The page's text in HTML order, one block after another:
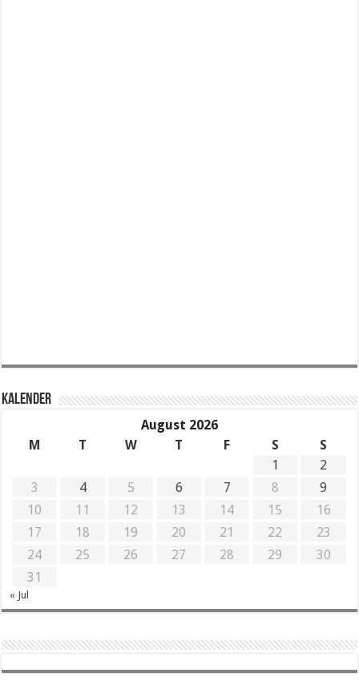
KALENDER
August 2026
M
T W T F S
S
1
2
3
4 5 6 7 8
9
10
11 12 13 14 15
16
17
18 19 20 21 22
23
24
25 26 27 28 29
30
31
« Jul